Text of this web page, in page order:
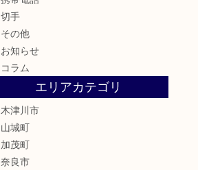
切手
その他
お知らせ
コラム
エリアカテゴリ
木津川市
山城町
加茂町
奈良市